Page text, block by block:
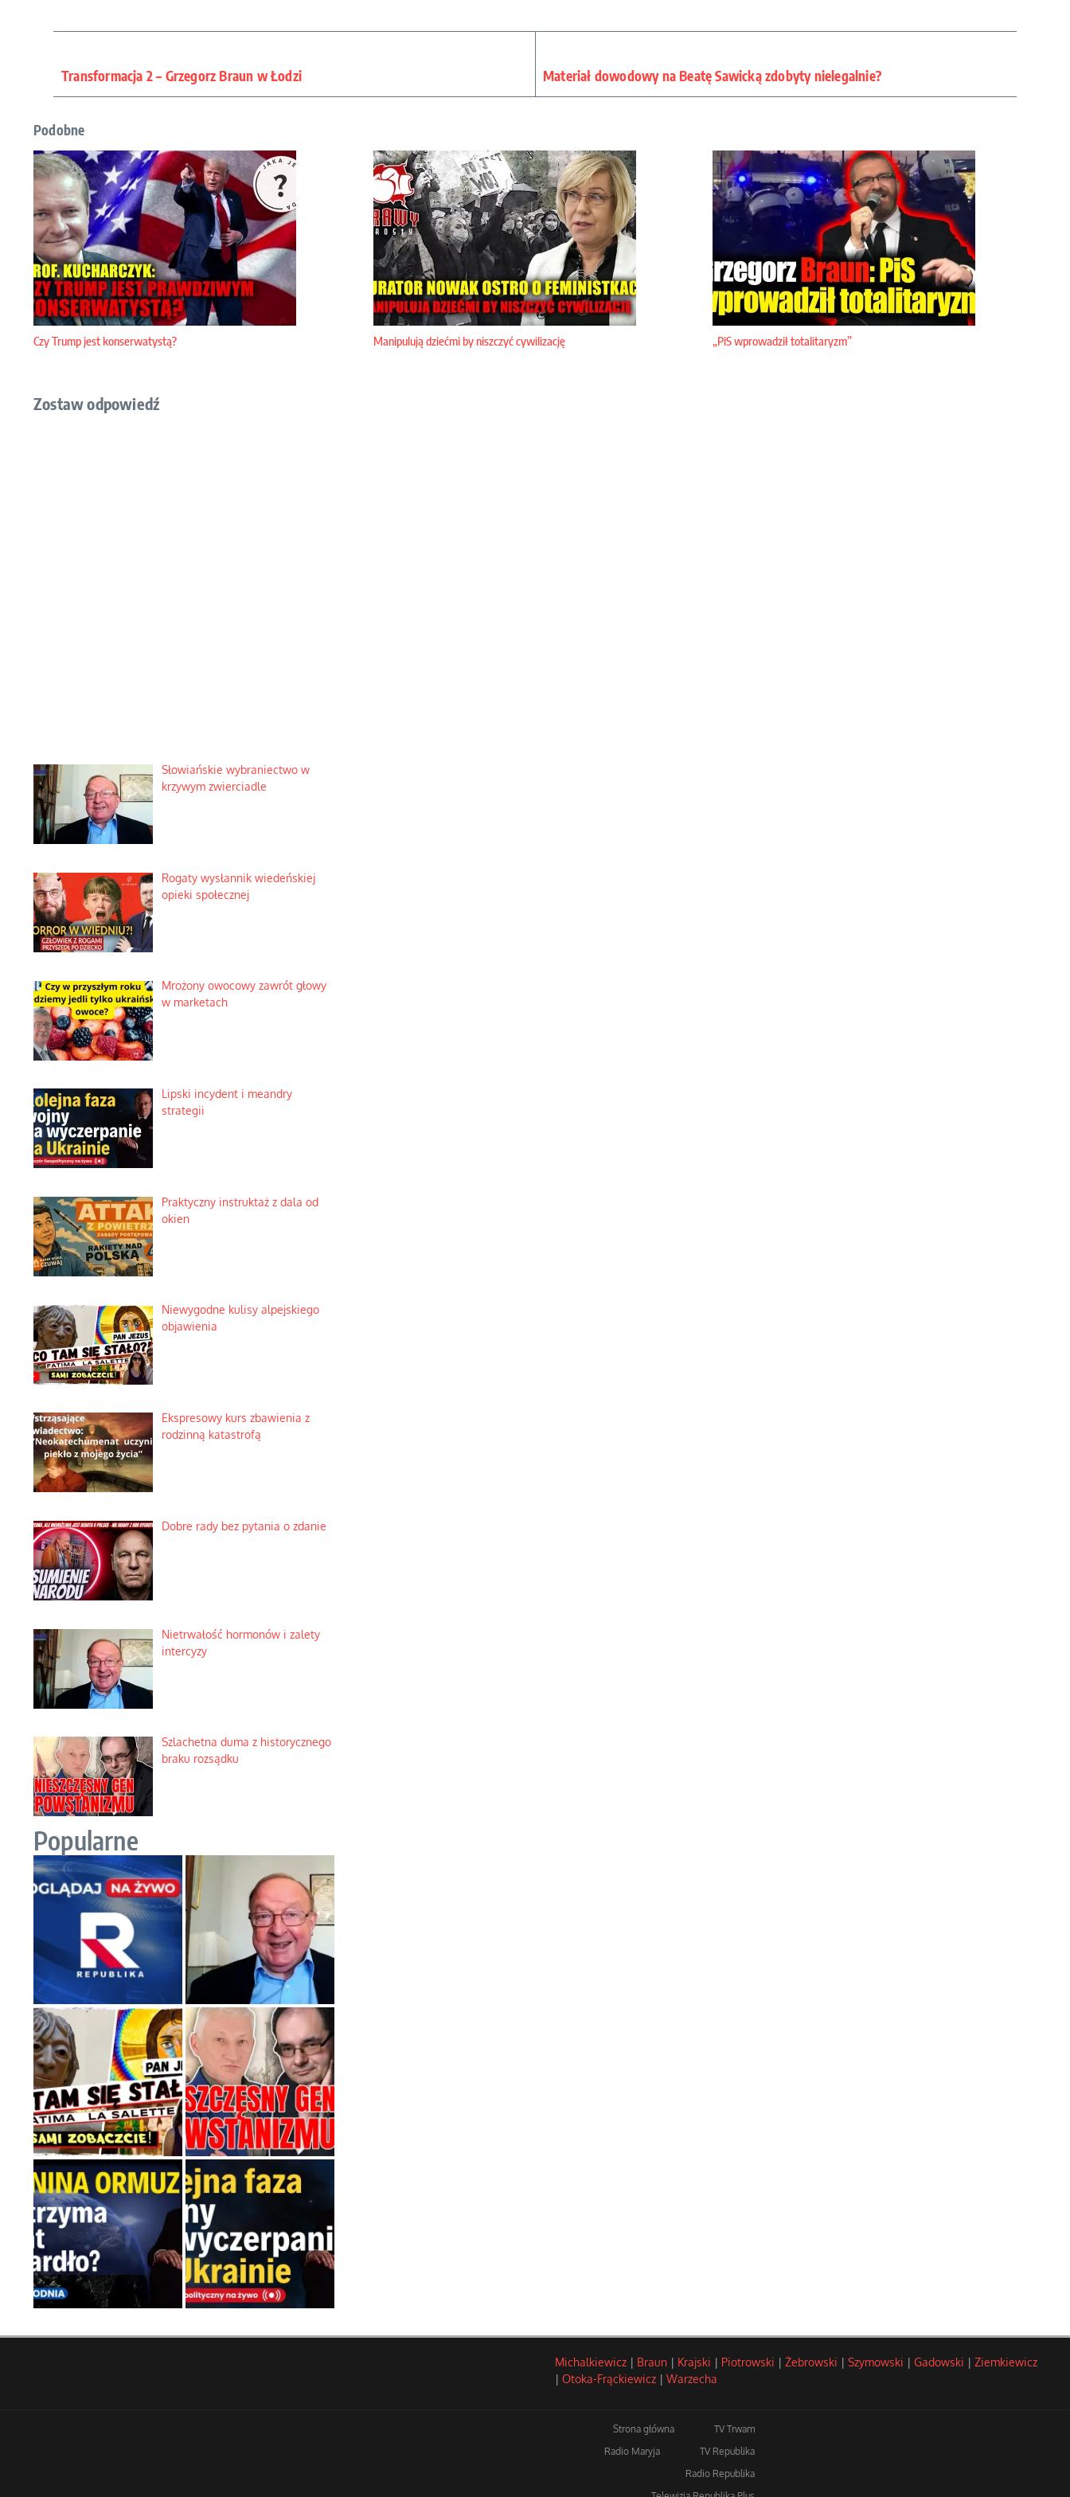
Transformacja 2 – Grzegorz Braun w Łodzi Materiał dowodowy na Beatę Sawicką zdobyty nielegalnie?
Podobne
Czy Trump jest konserwatystą? Manipulują dziećmi by niszczyć cywilizację „PiS wprowadził totalitaryzm”
Zostaw odpowiedź
Słowiańskie wybraniectwo w
krzywym zwierciadle
Rogaty wysłannik wiedeńskiej
opieki społecznej
Mrożony owocowy zawrót głowy
w marketach
Lipski incydent i meandry
strategii
Praktyczny instruktaż z dala od
okien
Niewygodne kulisy alpejskiego
objawienia
Ekspresowy kurs zbawienia z
rodzinną katastrofą
Dobre rady bez pytania o zdanie
Nietrwałość hormonów i zalety
intercyzy
Szlachetna duma z historycznego
braku rozsądku
Popularne
Michalkiewicz | Braun | Krajski | Piotrowski | Żebrowski | Szymowski | Gadowski | Ziemkiewicz
| Otoka-Frąckiewicz | Warzecha
Strona główna
TV Trwam
Radio Maryja
TV Republika
Radio Republika